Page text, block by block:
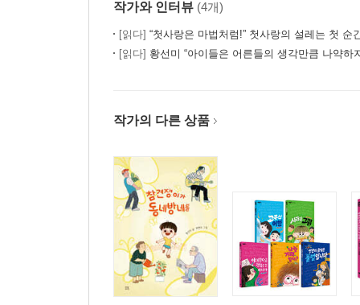
작가와 인터뷰 (4개)
[읽다] “첫사랑은 마법처럼!” 첫사랑의 설레는 첫 순
[읽다] 황선미 “아이들은 어른들의 생각만큼 나약하
작가의 다른 상품